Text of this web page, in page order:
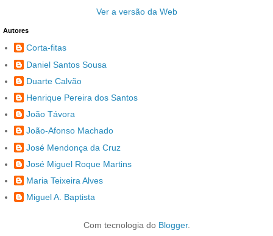
Ver a versão da Web
Autores
Corta-fitas
Daniel Santos Sousa
Duarte Calvão
Henrique Pereira dos Santos
João Távora
João-Afonso Machado
José Mendonça da Cruz
José Miguel Roque Martins
Maria Teixeira Alves
Miguel A. Baptista
Com tecnologia do Blogger.